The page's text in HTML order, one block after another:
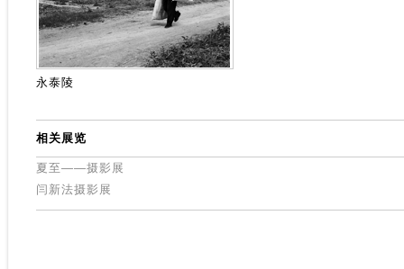
永泰陵
相关展览
夏至——摄影展
闫新法摄影展